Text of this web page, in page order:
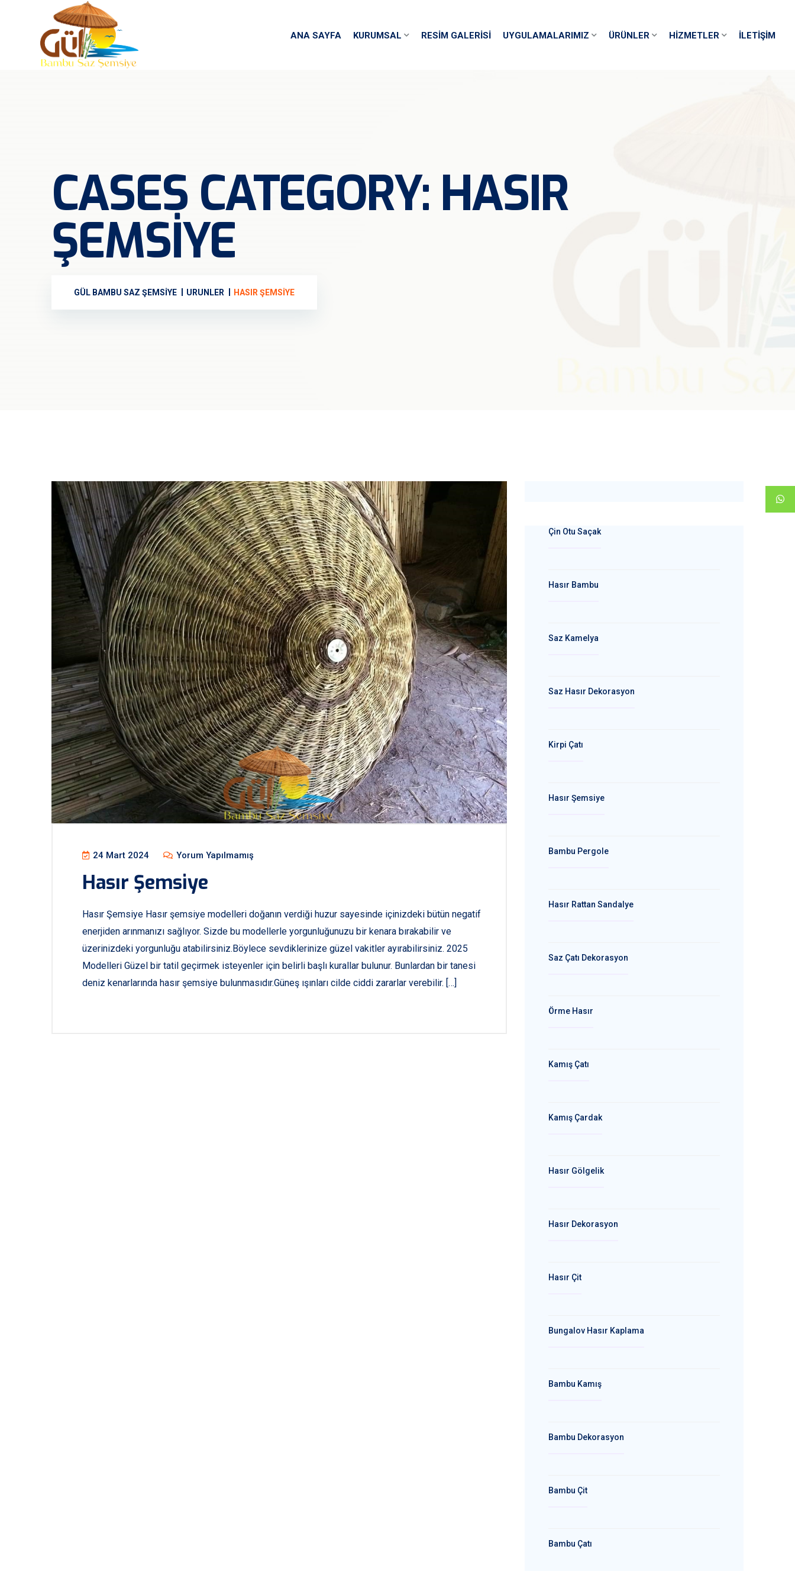
ANA SAYFA KURUMSAL RESIM GALERISI UYGULAMALARIMIZ ÜRÜNLER HIZMETLER İLETIŞIM
CASES CATEGORY: HASIR
ŞEMSIYE
GÜL BAMBU SAZ ŞEMSIYE URUNLER HASIR ŞEMSIYE
24 Mart 2024 Yorum Yapılmamış
Hasır Şemsiye
Hasır Şemsiye Hasır şemsiye modelleri doğanın verdiği huzur sayesinde içinizdeki bütün negatif
enerjiden arınmanızı sağlıyor. Sizde bu modellerle yorgunluğunuzu bir kenara bırakabilir ve
üzerinizdeki yorgunluğu atabilirsiniz.Böylece sevdiklerinize güzel vakitler ayırabilirsiniz. 2025
Modelleri Güzel bir tatil geçirmek isteyenler için belirli başlı kurallar bulunur. Bunlardan bir tanesi
deniz kenarlarında hasır şemsiye bulunmasıdır.Güneş ışınları cilde ciddi zararlar verebilir. […]
Çin Otu Saçak
Hasır Bambu
Saz Kamelya
Saz Hasır Dekorasyon
Kirpi Çatı
Hasır Şemsiye
Bambu Pergole
Hasır Rattan Sandalye
Saz Çatı Dekorasyon
Örme Hasır
Kamış Çatı
Kamış Çardak
Hasır Gölgelik
Hasır Dekorasyon
Hasır Çit
Bungalov Hasır Kaplama
Bambu Kamış
Bambu Dekorasyon
Bambu Çit
Bambu Çatı